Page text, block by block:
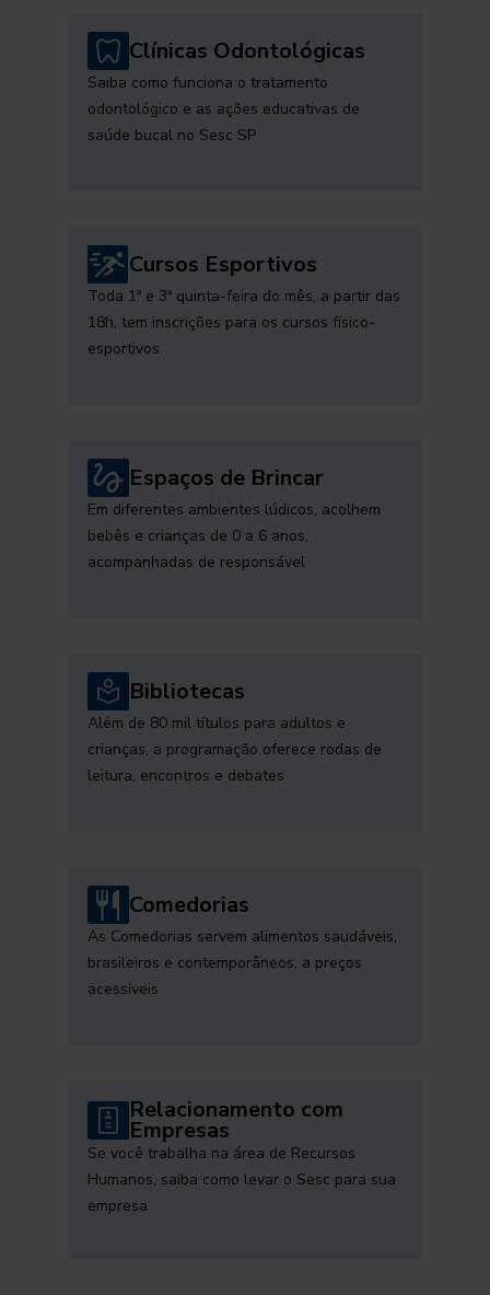
Clínicas Odontológicas
Saiba como funciona o tratamento
odontológico e as ações educativas de
saúde bucal no Sesc SP
Cursos Esportivos
Toda 1ª e 3ª quinta-feira do mês, a partir das
18h, tem inscrições para os cursos físico-
esportivos
Espaços de Brincar
Em diferentes ambientes lúdicos, acolhem
bebês e crianças de 0 a 6 anos,
acompanhadas de responsável
Bibliotecas
Além de 80 mil títulos para adultos e
crianças, a programação oferece rodas de
leitura, encontros e debates
Comedorias
As Comedorias servem alimentos saudáveis,
brasileiros e contemporâneos, a preços
acessíveis
Relacionamento com
Empresas
Se você trabalha na área de Recursos
Humanos, saiba como levar o Sesc para sua
empresa